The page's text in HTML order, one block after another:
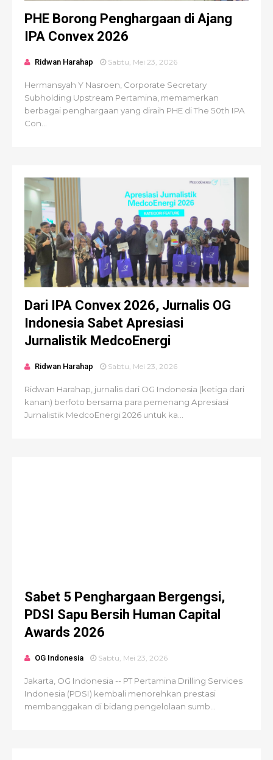
PHE Borong Penghargaan di Ajang
IPA Convex 2026
Ridwan Harahap Sabtu, Mei 23, 2026
Hermansyah Y Nasroen, Corporate Secretary
Subholding Upstream Pertamina, memamerkan
berbagai penghargaan yang diraih PHE di The 50th IPA
Con...
Dari IPA Convex 2026, Jurnalis OG
Indonesia Sabet Apresiasi
Jurnalistik MedcoEnergi
Ridwan Harahap Sabtu, Mei 23, 2026
Ridwan Harahap, jurnalis dari OG Indonesia (ketiga dari
kanan) berfoto bersama para pemenang Apresiasi
Jurnalistik MedcoEnergi 2026 untuk ka...
Sabet 5 Penghargaan Bergengsi,
PDSI Sapu Bersih Human Capital
Awards 2026
OG Indonesia Sabtu, Mei 23, 2026
Jakarta, OG Indonesia -- PT Pertamina Drilling Services
Indonesia (PDSI) kembali menorehkan prestasi
membanggakan di bidang pengelolaan sumb...